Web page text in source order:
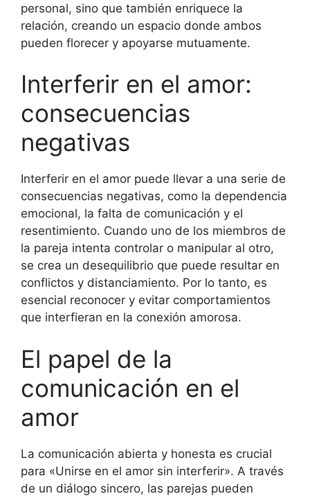
personal, sino que también enriquece la
relación, creando un espacio donde ambos
pueden florecer y apoyarse mutuamente.
Interferir en el amor:
consecuencias
negativas
Interferir en el amor puede llevar a una serie de
consecuencias negativas, como la dependencia
emocional, la falta de comunicación y el
resentimiento. Cuando uno de los miembros de
la pareja intenta controlar o manipular al otro,
se crea un desequilibrio que puede resultar en
conflictos y distanciamiento. Por lo tanto, es
esencial reconocer y evitar comportamientos
que interfieran en la conexión amorosa.
El papel de la
comunicación en el
amor
La comunicación abierta y honesta es crucial
para «Unirse en el amor sin interferir». A través
de un diálogo sincero, las parejas pueden